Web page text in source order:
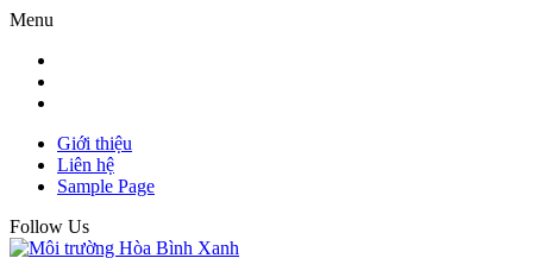
Menu
Giới thiệu
Liên hệ
Sample Page
Follow Us